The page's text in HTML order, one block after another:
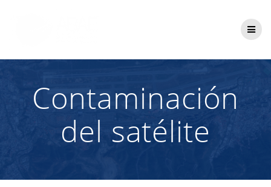
Contaminación
del satélite